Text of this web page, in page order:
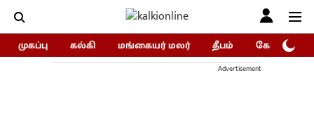
முகப்பு கல்கி மங்கையர் மலர் தீபம் கோகுலம்/
Advertisement